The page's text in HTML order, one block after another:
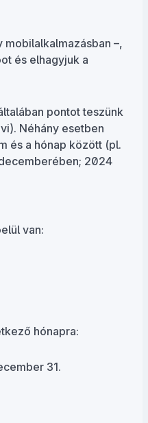
mobilalkalmazásban –,
és elhagyjuk a
pontot teszünk
Néhány esetben
és a hónap között (pl.
2024
van:
hónapra:
31.